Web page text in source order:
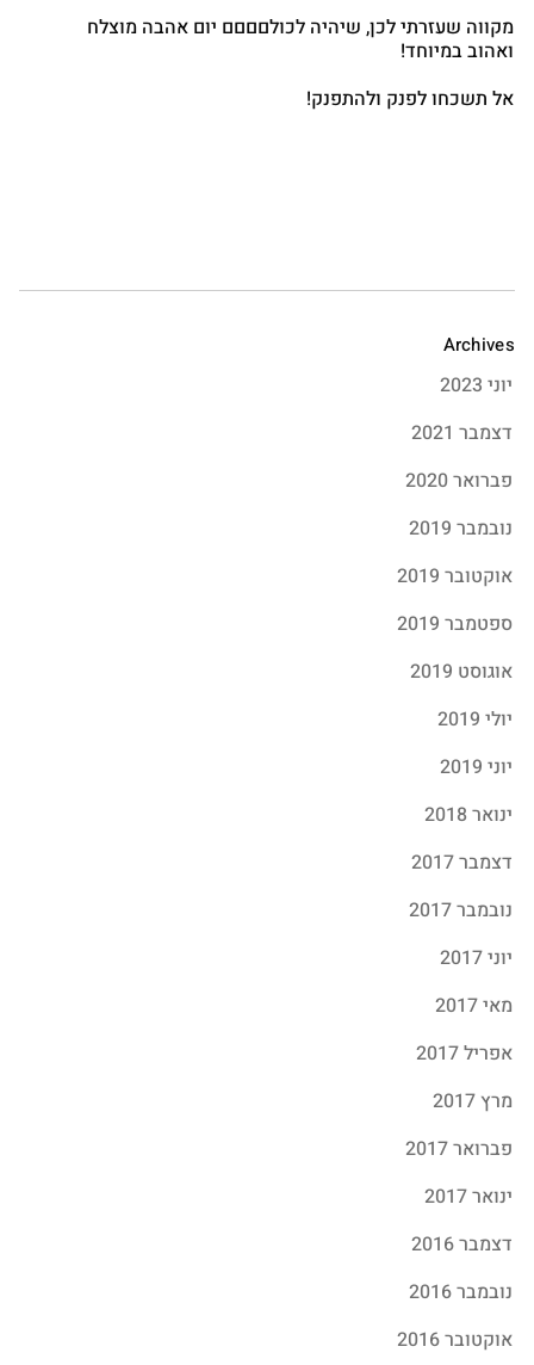
מקווה שעזרתי לכן, שיהיה לכולםםםם יום אהבה מוצלח
ואהוב במיוחד!
אל תשכחו לפנק ולהתפנק!
Archives
יוני 2023
דצמבר 2021
פברואר 2020
נובמבר 2019
אוקטובר 2019
ספטמבר 2019
אוגוסט 2019
יולי 2019
יוני 2019
ינואר 2018
דצמבר 2017
נובמבר 2017
יוני 2017
מאי 2017
אפריל 2017
מרץ 2017
פברואר 2017
ינואר 2017
דצמבר 2016
נובמבר 2016
אוקטובר 2016